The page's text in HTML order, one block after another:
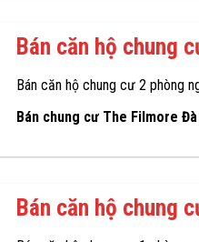
Bán căn hộ chung
Bán căn hộ chung cư 2 phòng
Bán chung cư The Filmore Đà
Bán căn hộ chung